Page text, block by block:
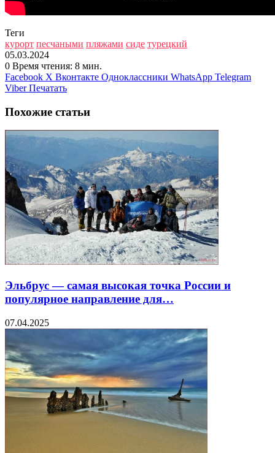
Теги
курорт песчаными пляжами сиде турецкий
05.03.2024
0 Время чтения: 8 мин.
Facebook X Вконтакте Одноклассники WhatsApp Telegram
Viber Печатать
Похожие статьи
Эльбрус — самая высокая точка России и
популярное направление для…
07.04.2025